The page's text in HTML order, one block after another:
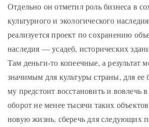
Отдельно он отметил роль бизнеса в
культурного и экологического
реализуется проект по сохранению
наследия — усадеб, исторических
Там деньги-то копеечные, а результат
значимым для культуры страны, для
му предстоит восстановить и вовлечь
оборот не менее тысячи таких
новую жизнь, сберечь для следующих